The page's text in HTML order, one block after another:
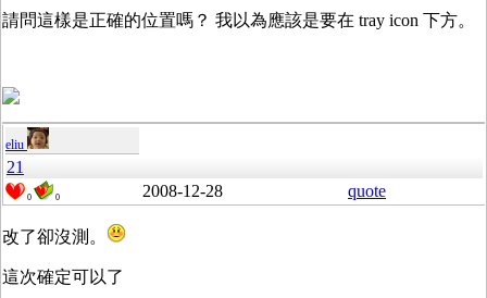
請問這樣是正確的位置嗎？ 我以為應該是要在 tray icon 下方。
eliu
21
0 0 2008-12-28 quote
改了卻沒測。
這次確定可以了